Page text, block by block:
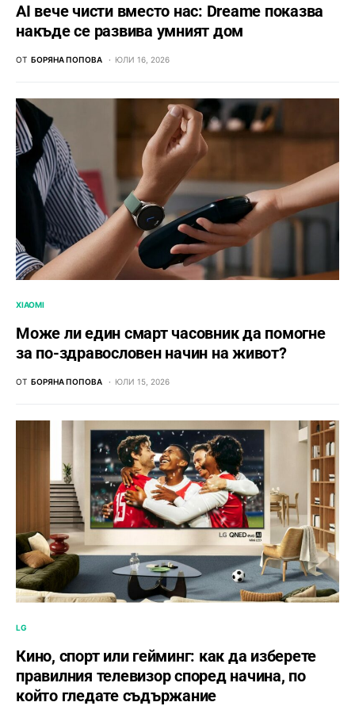
AI вече чисти вместо нас: Dreame показва
накъде се развива умният дом
ОТ БОРЯНА ПОПОВА ЮЛИ 16, 2026
XIAOMI
Може ли един смарт часовник да помогне
за по-здравословен начин на живот?
ОТ БОРЯНА ПОПОВА ЮЛИ 15, 2026
LG
Кино, спорт или гейминг: как да изберете
правилния телевизор според начина, по
който гледате съдържание